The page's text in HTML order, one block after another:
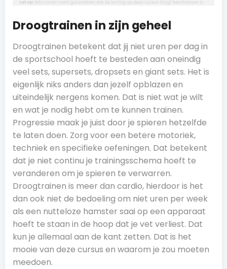
Droogtrainen in zijn geheel
Droogtrainen betekent dat jij niet uren per dag in
de sportschool hoeft te besteden aan oneindig
veel sets, supersets, dropsets en giant sets. Het is
eigenlijk niks anders dan jezelf opblazen en
uiteindelijk nergens komen. Dat is niet wat je wilt
en wat je nodig hebt om te kunnen trainen.
Progressie maak je juist door je spieren hetzelfde
te laten doen. Zorg voor een betere motoriek,
techniek en specifieke oefeningen. Dat betekent
dat je niet continu je trainingsschema hoeft te
veranderen om je spieren te verwarren.
Droogtrainen is meer dan cardio, hierdoor is het
dan ook niet de bedoeling om niet uren per week
als een nutteloze hamster saai op een apparaat
hoeft te staan in de hoop dat je vet verliest. Dat
kun je allemaal aan de kant zetten. Dat is het
mooie van deze cursus en waarom je zou moeten
meedoen.